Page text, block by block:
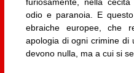
odio e paranoia. E
ebraiche europee, che
apologia di ogni crimine di
devono nulla, ma a cui si